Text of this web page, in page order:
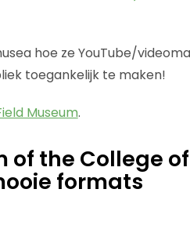
hoe ze YouTube/
toegankelijk te maken!
Museum.
of the College
formats